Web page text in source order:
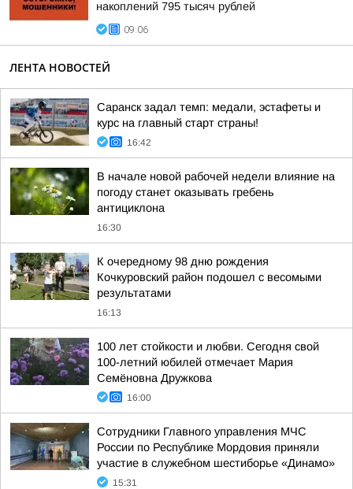
накоплений 795 тысяч рублей
09:06
ЛЕНТА НОВОСТЕЙ
Саранск задал темп: медали, эстафеты и
курс на главный старт страны!
16:42
В начале новой рабочей недели влияние на
погоду станет оказывать гребень
антициклона
16:30
К очередному 98 дню рождения
Кочкуровский район подошел с весомыми
результатами
16:13
100 лет стойкости и любви. Сегодня свой
100-летний юбилей отмечает Мария
Семёновна Дружкова
16:00
Сотрудники Главного управления МЧС
России по Республике Мордовия приняли
участие в служебном шестиборье «Динамо»
15:31